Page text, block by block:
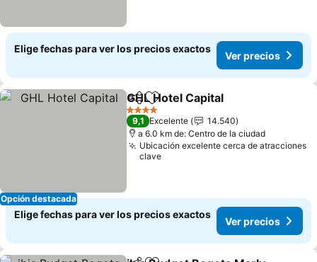
Elige fechas para ver los precios exactos
Ver precios
Opción destacada
CompartirAgregar a favoritos
GHL Hotel Capital
4 Estrellas
9,1 Excelente
14.540
a 6.0 km de: Centro de la ciudad
Ubicación excelente cerca de atracciones
clave
Elige fechas para ver los precios exactos
Ver precios